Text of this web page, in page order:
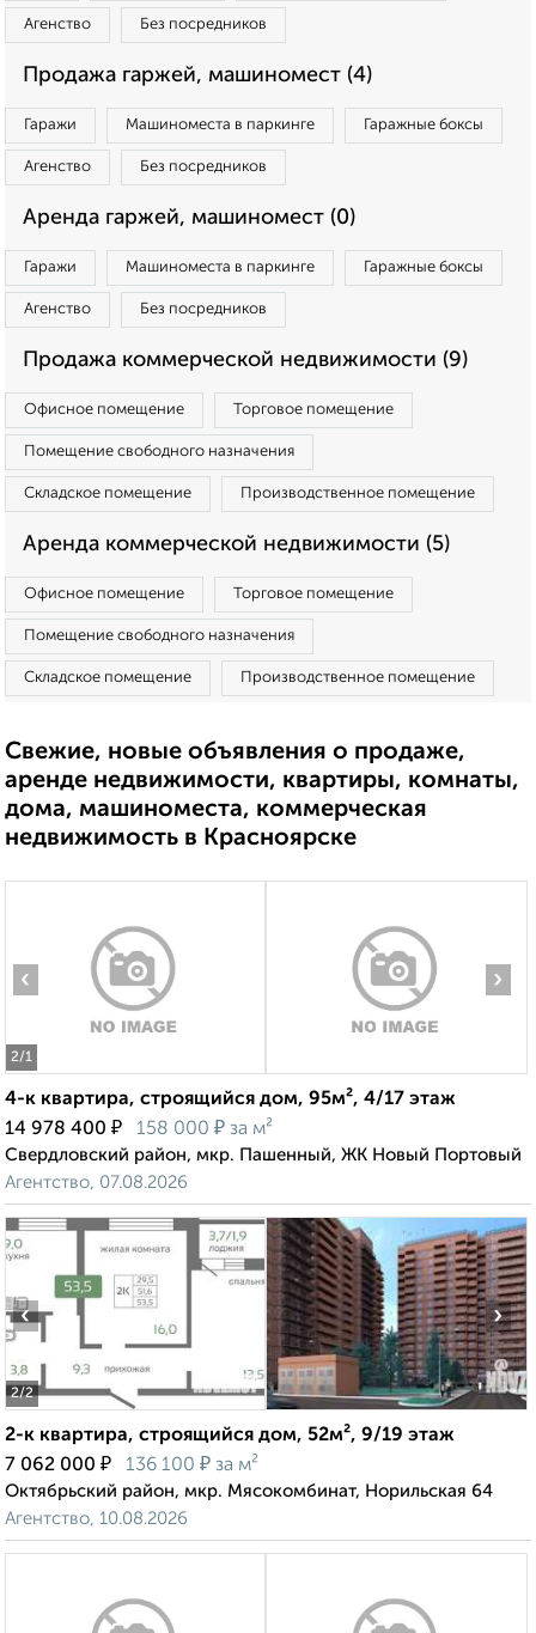
Агенство Без посредников
Продажа гаржей, машиномест (4)
Гаражи Машиноместа в паркинге Гаражные боксы
Агенство Без посредников
Аренда гаржей, машиномест (0)
Гаражи Машиноместа в паркинге Гаражные боксы
Агенство Без посредников
Продажа коммерческой недвижимости (9)
Офисное помещение Торговое помещение
Помещение свободного назначения
Складское помещение Производственное помещение
Аренда коммерческой недвижимости (5)
Офисное помещение Торговое помещение
Помещение свободного назначения
Складское помещение Производственное помещение
Свежие, новые объявления о продаже,
аренде недвижимости, квартиры, комнаты,
дома, машиноместа, коммерческая
недвижимость в Красноярске
2/1
‹ ›
4-к квартира, строящийся дом, 95м², 4/17 этаж
14 978 400 ₽ 158 000 ₽ за м²
Свердловский район, мкр. Пашенный, ЖК Новый Портовый
Агентство, 07.08.2026
2/2
‹ ›
2-к квартира, строящийся дом, 52м², 9/19 этаж
7 062 000 ₽ 136 100 ₽ за м²
Октябрьский район, мкр. Мясокомбинат, Норильская 64
Агентство, 10.08.2026